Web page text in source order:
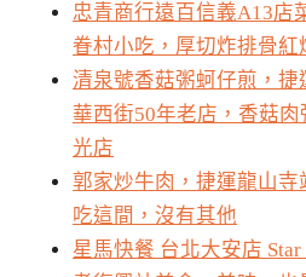
忠青商行遠百信義A13店
眷村小吃，厚切炸排骨紅
清泉號香菇粥蚵仔煎，
華西街50年老店，香菇
光店
郭家炒牛肉，捷運龍山
吃這間，沒有其他
星馬快餐 台北大安店